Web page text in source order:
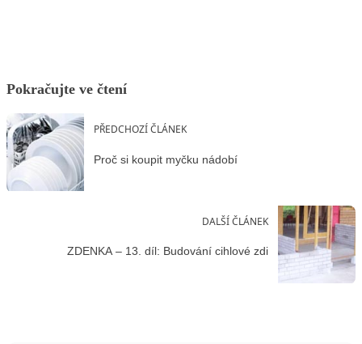
Pokračujte ve čtení
PŘEDCHOZÍ ČLÁNEK
Proč si koupit myčku nádobí
DALŠÍ ČLÁNEK
ZDENKA – 13. díl: Budování cihlové zdi